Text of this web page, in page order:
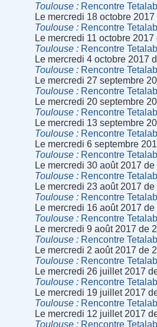
Toulouse
Rencontre Tetalab
Le mercredi 18 octobre
Toulouse
Rencontre Tetalab
Le mercredi 11 octobre
Toulouse
Rencontre Tetalab
Le mercredi 4 octobre 2017
Toulouse
Rencontre Tetalab
Le mercredi 27 septembre
Toulouse
Rencontre Tetalab
Le mercredi 20 septembre
Toulouse
Rencontre Tetalab
Le mercredi 13 septembre
Toulouse
Rencontre Tetalab
Le mercredi 6 septembre
Toulouse
Rencontre Tetalab
Le mercredi 30 août 2017
Toulouse
Rencontre Tetalab
Le mercredi 23 août 2017
Toulouse
Rencontre Tetalab
Le mercredi 16 août 2017
Toulouse
Rencontre Tetalab
Le mercredi 9 août 2017 de
Toulouse
Rencontre Tetalab
Le mercredi 2 août 2017 de
Toulouse
Rencontre Tetalab
Le mercredi 26 juillet 2017
Toulouse
Rencontre Tetalab
Le mercredi 19 juillet 2017
Toulouse
Rencontre Tetalab
Le mercredi 12 juillet 2017
Toulouse
Rencontre Tetalab